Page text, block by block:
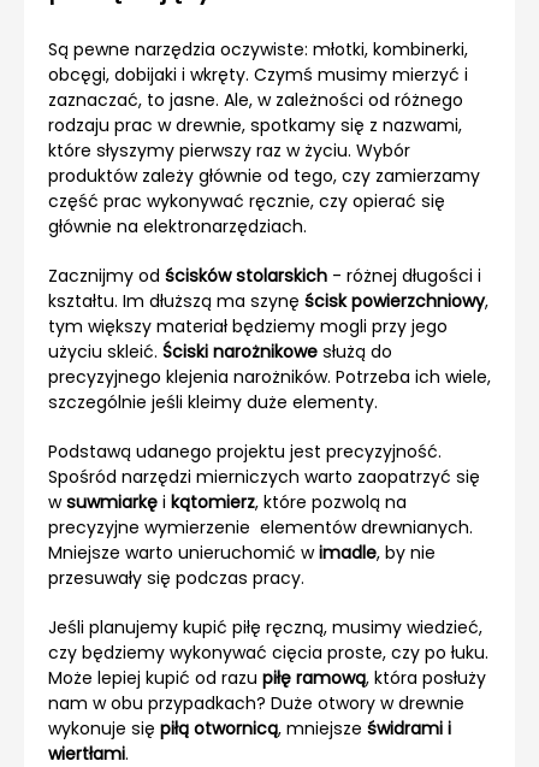
Są pewne narzędzia oczywiste: młotki, kombinerki,
obcęgi, dobijaki i wkręty. Czymś musimy mierzyć i
zaznaczać, to jasne. Ale, w zależności od różnego
rodzaju prac w drewnie, spotkamy się z nazwami,
które słyszymy pierwszy raz w życiu. Wybór
produktów zależy głównie od tego, czy zamierzamy
część prac wykonywać ręcznie, czy opierać się
głównie na elektronarzędziach.
Zacznijmy od ścisków stolarskich - różnej długości i
kształtu. Im dłuższą ma szynę ścisk powierzchniowy,
tym większy materiał będziemy mogli przy jego
użyciu skleić. Ściski narożnikowe służą do
precyzyjnego klejenia narożników. Potrzeba ich wiele,
szczególnie jeśli kleimy duże elementy.
Podstawą udanego projektu jest precyzyjność.
Spośród narzędzi mierniczych warto zaopatrzyć się
wsuwmiarkę i kątomierz, które pozwolą na
precyzyjne wymierzenie elementów drewnianych.
Mniejsze warto unieruchomić wimadle, by nie
przesuwały się podczas pracy.
Jeśli planujemy kupić piłę ręczną, musimy wiedzieć,
czy będziemy wykonywać cięcia proste, czy po łuku.
Może lepiej kupić od razu piłę ramową, która posłuży
nam w obu przypadkach? Duże otwory w drewnie
wykonuje się piłą otwornicą, mniejsze świdrami i
wiertłami.